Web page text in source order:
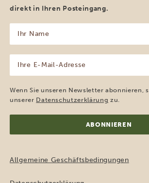
direkt in Ihren Posteingang.
Name
(erforderlich)
Mail-
Adresse
(erforderlich)
Wenn Sie unseren Newsletter abonnieren,
unserer Datenschutzerklärung zu.
Allgemeine Geschäftsbedingungen